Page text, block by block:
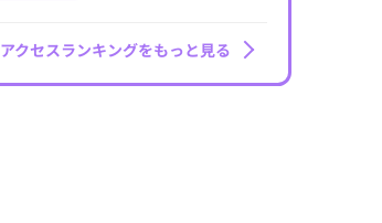
アクセスランキングをもっと見る